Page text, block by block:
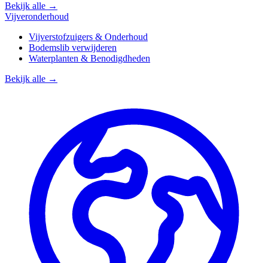
Bekijk alle →
Vijveronderhoud
Vijverstofzuigers & Onderhoud
Bodemslib verwijderen
Waterplanten & Benodigdheden
Bekijk alle →